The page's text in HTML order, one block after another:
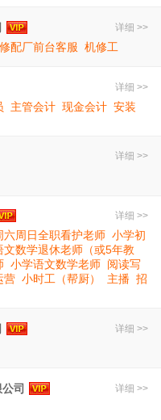
详细 >>
修配厂前台客服 机修工
详细 >>
主管会计 现金会计 安装
详细 >>
详细 >>
六周日全职看护老师 小学初
文数学退休老师（或5年教
小学语文数学老师 阅读写
营 小时工（帮厨） 主播 招
详细 >>
详细 >>
司